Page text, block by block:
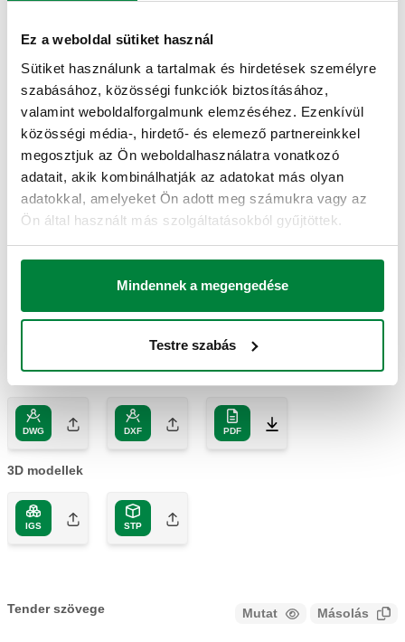
Ez a weboldal sütiket használ
Sütiket használunk a tartalmak és hirdetések személyre
szabásához, közösségi funkciók biztosításához,
valamint weboldalforgalmunk elemzéséhez. Ezenkívül
közösségi média-, hirdető- és elemező partnereinkkel
megosztjuk az Ön weboldalhasználatra vonatkozó
adatait, akik kombinálhatják az adatokat más olyan
adatokkal, amelyeket Ön adott meg számukra vagy az
Ön által használt más szolgáltatásokból gyűjtöttek.
Mindennek a megengedése
Testre szabás
1600 l/h
Kapilláris hossz:1,3 m
Környezeti hőmérséklet tartomány:1–50 °C
Közeg hőmérséklet tartomány:5–110 °C
Maximális működési nyomás: 6 bar
RAJZOK ÉS SPECIFIKÁCIÓK
Termékkód Csatlakozások Beállítás (Hőmérséklet) Actions
544400 G 1/2" (ISO 228-1) F 100 °C
2D rajzok
DWG DXF PDF
3D modellek
IGS STP
Tender szövege Mutat Másolás